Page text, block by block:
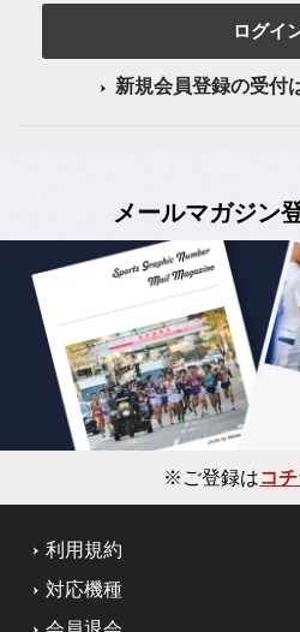
ログイ
新規会員登録の受付
メールマガジン
※ご登録はコ
利用規約
対応機種